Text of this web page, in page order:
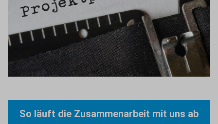
So läuft die Zusammenarbeit mit uns ab